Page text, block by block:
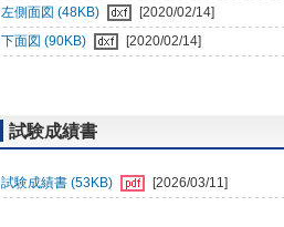
左側面図 (48KB)
[2020/02/14]
下面図 (90KB)
[2020/02/14]
試験成績書
試験成績書 (53KB) [2026/03/11]